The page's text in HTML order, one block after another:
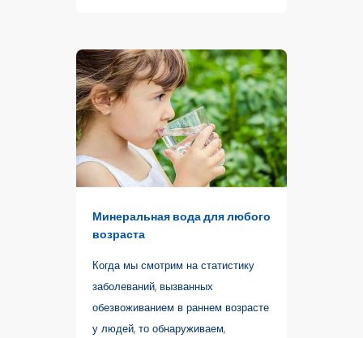
Минеральная вода для любого
возраста
Когда мы смотрим на статистику
заболеваний, вызванных
обезвоживанием в раннем возрасте
у людей, то обнаруживаем,